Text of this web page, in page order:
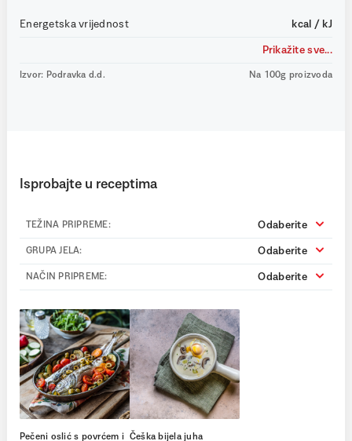
Energetska vrijednost kcal / kJ
Prikažite sve...
Izvor: Podravka d.d. Na 100g proizvoda
Isprobajte u receptima
TEŽINA PRIPREME: Odaberite
GRUPA JELA: Odaberite
NAČIN PRIPREME: Odaberite
Pečeni oslić s povrćem i
Češka bijela juha